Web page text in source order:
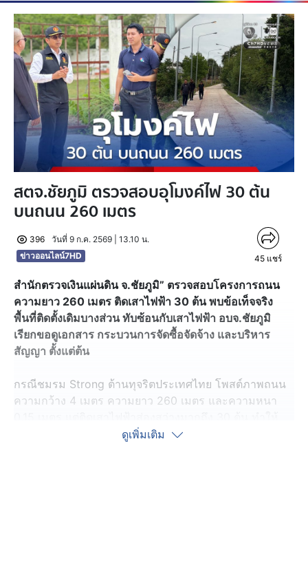
สตจ.ชัยภูมิ ตรวจสอบอุโมงค์ไฟ 30 ต้น
บนถนน 260 เมตร
396
วันที่ 9 ก.ค. 2569 | 13.10 น.
ข่าวออนไลน์7HD
45 แชร์
สำนักตรวจเงินแผ่นดิน จ.ชัยภูมิ” ตรวจสอบโครงการถนน
ความยาว 260 เมตร ติดเสาไฟฟ้า 30 ต้น พบข้อเท็จจริง
พื้นที่ติดตั้งเดิมบางส่วน ทับซ้อนกับเสาไฟฟ้า อบจ.ชัยภูมิ
เรียกขอดูเอกสาร กระบวนการจัดซื้อจัดจ้าง และบริหาร
สัญญา ตั้งแต่ต้น
กรณีชมรม Strong ต้านทุจริตประเทศไทย โพสต์ภาพถนน
ความกว้าง 4 เมตร ความยาว 260 เมตร และความหนา
เกิดกระแสวิพากษ์วิจารณ์ว่า น่าจะกลายเป็นถนนที่มีแสง
ดูเพิ่มเติม